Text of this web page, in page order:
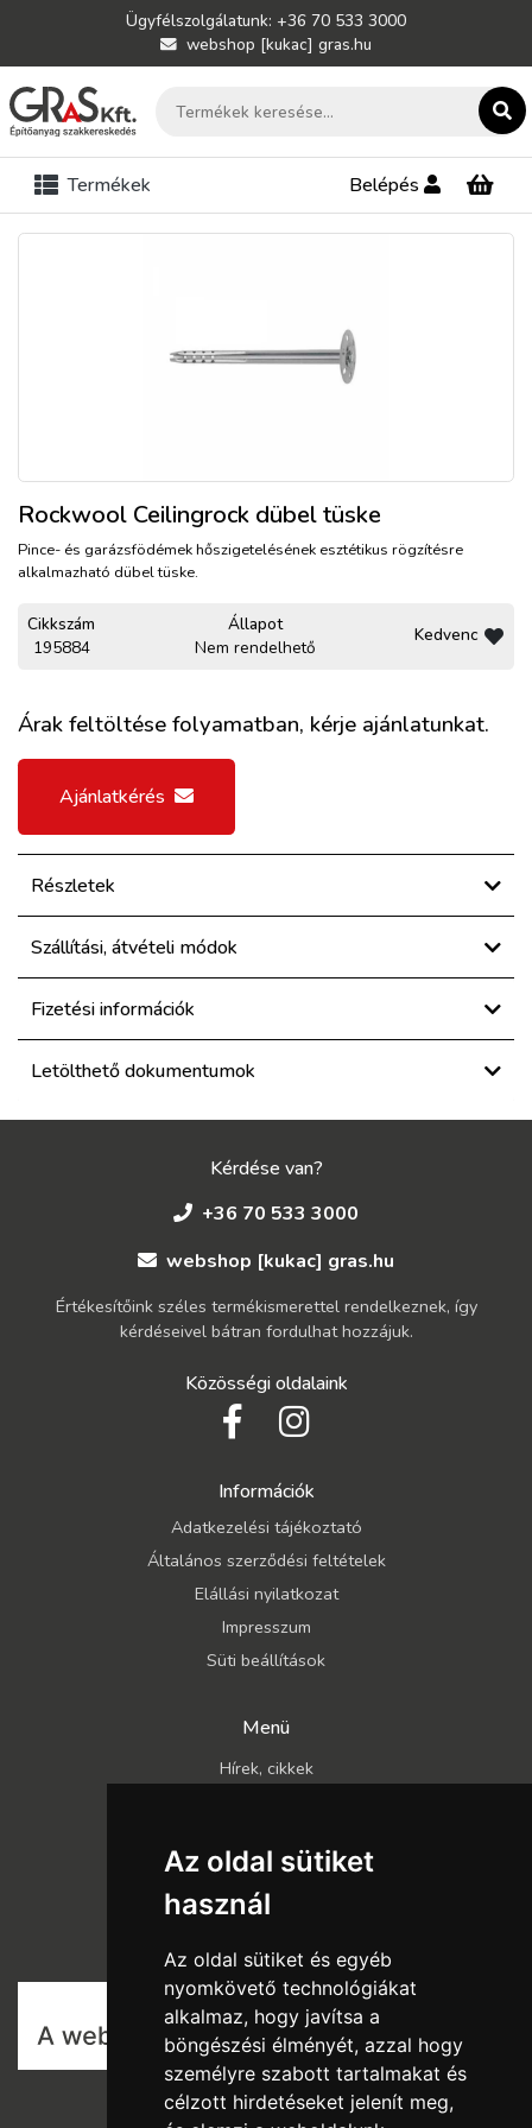
Az oldal sütiket
használ
Az oldal sütiket és egyéb
nyomkövető technológiákat
alkalmaz, hogy javítsa a
böngészési élményét, azzal hogy
személyre szabott tartalmakat és
célzott hirdetéseket jelenít meg,
Ügyfélszolgálatunk: +36 70 533 3000
webshop [kukac] gras.hu
Termékek Belépés
Rockwool Ceilingrock dübel tüske
Pince- és garázsfödémek hőszigetelésének esztétikus rögzítésre
alkalmazható dübel tüske.
Cikkszám
195884
Állapot
Nem rendelhető
Kedvenc
Árak feltöltése folyamatban, kérje ajánlatunkat.
Ajánlatkérés
Részletek
Szállítási, átvételi módok
Fizetési információk
Letölthető dokumentumok
Kérdése van?
+36 70 533 3000
webshop [kukac] gras.hu
Értékesítőink széles termékismerettel rendelkeznek, így
kérdéseivel bátran fordulhat hozzájuk.
Közösségi oldalaink
Információk
Adatkezelési tájékoztató
Általános szerződési feltételek
Elállási nyilatkozat
Impresszum
Süti beállítások
Menü
Hírek, cikkek
Rólunk
Szállítás és fizetés